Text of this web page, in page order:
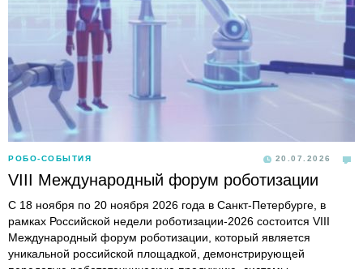
РОБО-СОБЫТИЯ 20.07.2026
VIII Международный форум роботизации
С 18 ноября по 20 ноября 2026 года в Санкт-Петербурге, в
рамках Российской недели роботизации-2026 состоится VIII
Международный форум роботизации, который является
уникальной российской площадкой, демонстрирующей